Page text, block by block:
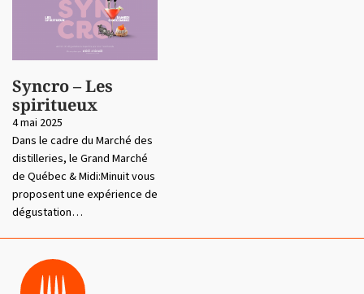
Syncro – Les
spiritueux
4 mai 2025
Dans le cadre du Marché des
distilleries, le Grand Marché
de Québec & Midi:Minuit vous
proposent une expérience de
dégustation…